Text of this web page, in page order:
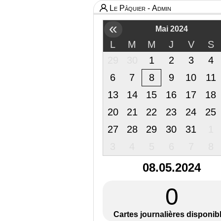
Le Pâquier - Admin
« Mai 2024
L M M J V
S
1 2 3
4
6
7 8 9 10
11
13
14 15 16 17
18
20
21 22 23 24
25
27
28 29 30 31
08.05.2024
0
Cartes journalières